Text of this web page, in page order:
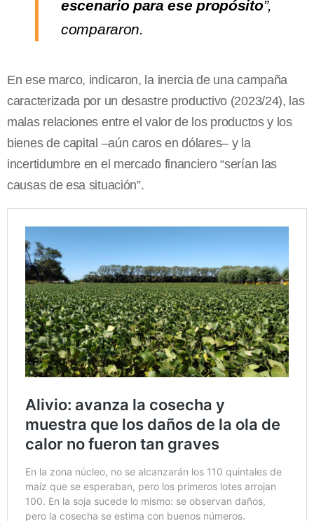
escenario para ese propósito”,
compararon.
En ese marco, indicaron, la inercia de una campaña
caracterizada por un desastre productivo (2023/24), las
malas relaciones entre el valor de los productos y los
bienes de capital –aún caros en dólares– y la
incertidumbre en el mercado financiero “serían las
causas de esa situación”.